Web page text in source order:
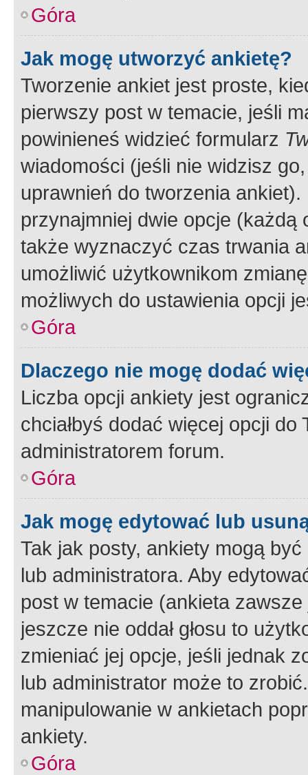
Góra
Jak mogę utworzyć ankietę?
Tworzenie ankiet jest proste,
pierwszy post w temacie, jeśli
powinieneś widzieć formularz
wiadomości (jeśli nie widzisz
uprawnień do tworzenia
przynajmniej dwie opcje
także wyznaczyć czas trwania
umożliwić użytkownikom
możliwych do ustawienia opcji
Góra
Dlaczego nie mogę dodać
Liczba opcji ankiety jest
chciałbyś dodać więcej opcji
administratorem forum.
Góra
Jak mogę edytować lub
Tak jak posty, ankiety mogą
lub administratora. Aby
post w temacie (ankieta
jeszcze nie oddał głosu to
zmieniać jej opcje, jeśli jednak
lub administrator może to
manipulowanie w ankietach
ankiety.
Góra